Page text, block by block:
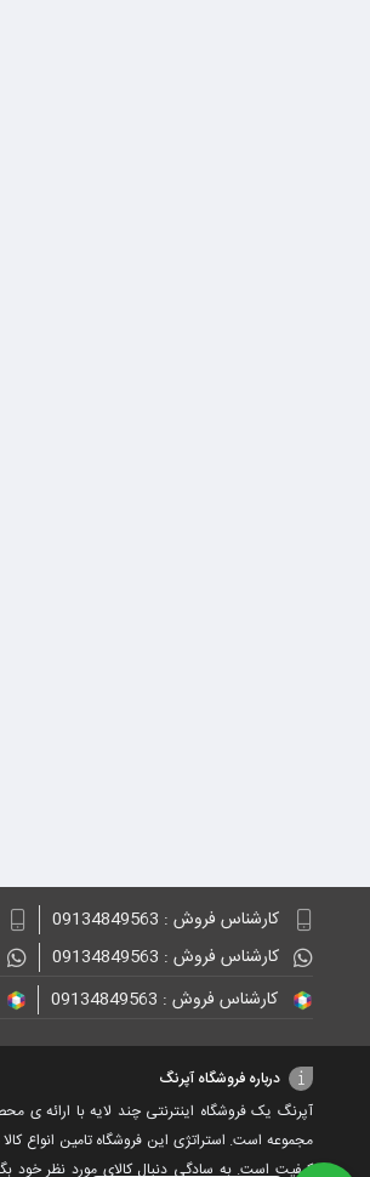
کارشناس فروش : 09134849563
کارشناس فروش : 09134849563
کارشناس فروش : 09134849563
درباره فروشگاه آپرنگ
آپرنگ یک فروشگاه اینترنتی چند لایه با ارائه ی
مجموعه است. استراتژی این فروشگاه تامین انواع کالا
کیفیت است. به سادگی دنبال کالای مورد نظر خود